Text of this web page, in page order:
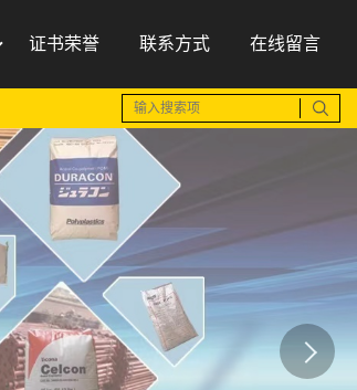
证书荣誉 联系方式 在线留言